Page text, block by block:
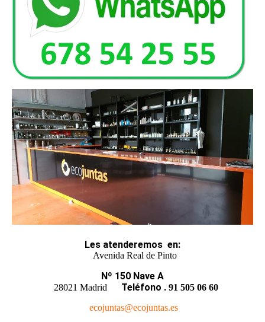
Les atenderemos en:
Avenida Real de Pinto
Nº 150 Nave A
28021 Madrid Teléfono . 91 505 06 60
ecojuntas@ecojuntas.es